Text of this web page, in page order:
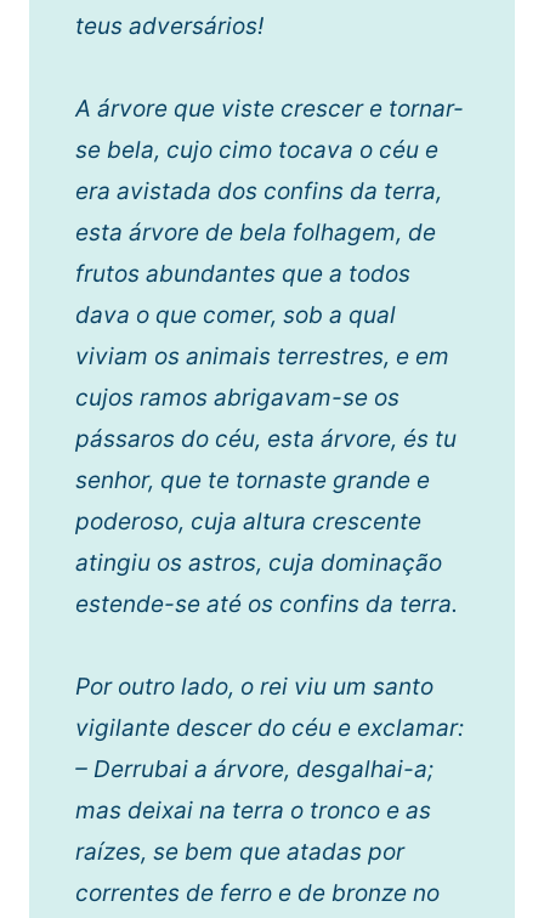
teus adversários!
A árvore que viste crescer e tornar-
se bela, cujo cimo tocava o céu e
era avistada dos confins da terra,
esta árvore de bela folhagem, de
frutos abundantes que a todos
dava o que comer, sob a qual
viviam os animais terrestres, e em
cujos ramos abrigavam-se os
pássaros do céu, esta árvore, és tu
senhor, que te tornaste grande e
poderoso, cuja altura crescente
atingiu os astros, cuja dominação
estende-se até os confins da terra.
Por outro lado, o rei viu um santo
vigilante descer do céu e exclamar:
– Derrubai a árvore, desgalhai-a;
mas deixai na terra o tronco e as
raízes, se bem que atadas por
correntes de ferro e de bronze no